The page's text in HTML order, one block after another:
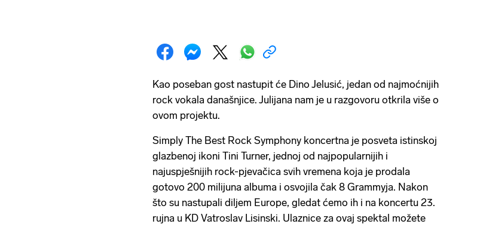
Kao poseban gost nastupit će Dino Jelusić, jedan od najmoćnijih
rock vokala današnjice. Julijana nam je u razgovoru otkrila više o
ovom projektu.
Simply The Best Rock Symphony koncertna je posveta istinskoj
glazbenoj ikoni Tini Turner, jednoj od najpopularnijih i
najuspješnijih rock-pjevačica svih vremena koja je prodala
gotovo 200 milijuna albuma i osvojila čak 8 Grammyja. Nakon
što su nastupali diljem Europe, gledat ćemo ih i na koncertu 23.
rujna u KD Vatroslav Lisinski. Ulaznice za ovaj spektal možete